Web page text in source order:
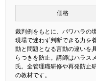
価格
裁判例をもとに、パワハラの
現場で迷わず判断できる力を
動と問題となる言動の違いを
らつきを防止。講師はハラス
氏。全管理職研修や再発防止
の教材です。